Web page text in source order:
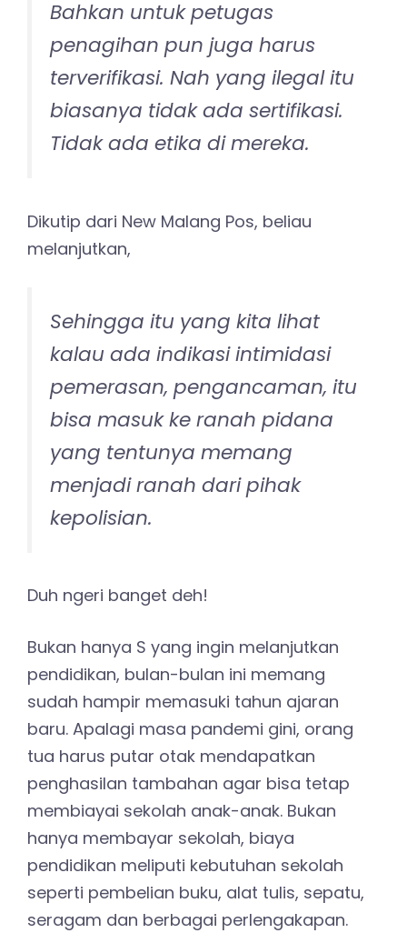
Bahkan untuk petugas
penagihan pun juga harus
terverifikasi. Nah yang ilegal itu
biasanya tidak ada sertifikasi.
Tidak ada etika di mereka.
Dikutip dari New Malang Pos, beliau
melanjutkan,
Sehingga itu yang kita lihat
kalau ada indikasi intimidasi
pemerasan, pengancaman, itu
bisa masuk ke ranah pidana
yang tentunya memang
menjadi ranah dari pihak
kepolisian.
Duh ngeri banget deh!
Bukan hanya S yang ingin melanjutkan
pendidikan, bulan-bulan ini memang
sudah hampir memasuki tahun ajaran
baru. Apalagi masa pandemi gini, orang
tua harus putar otak mendapatkan
penghasilan tambahan agar bisa tetap
membiayai sekolah anak-anak. Bukan
hanya membayar sekolah, biaya
pendidikan meliputi kebutuhan sekolah
seperti pembelian buku, alat tulis, sepatu,
seragam dan berbagai perlengakapan.